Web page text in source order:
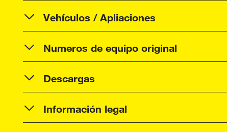
Vehículos / Apliaciones
Numeros de equipo original
Descargas
Información legal